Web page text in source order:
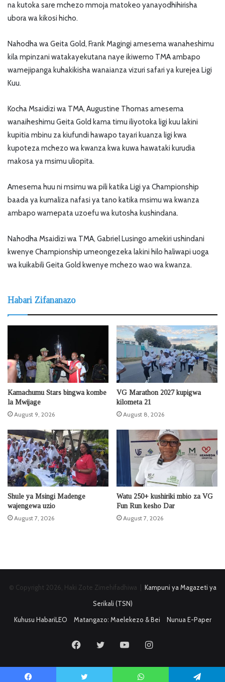
na kutoka sare mchezo mmoja matokeo yanayodhihirisha
ubora wa kikosi hicho.
Nahodha wa Geita Gold, Frank Magingi amesema wanaheshimu
kila mpinzani watakayekutana naye ikiwemo TMA ambapo
wamejipanga kuhakikisha wanaianza vizuri safari ya kurejea Ligi
Kuu.
Kocha Msaidizi wa TMA, Augustine Thomas amesema
wanaiheshimu Geita Gold kama timu iliyotoka ligi kuu lakini
kupitia mbinu za kiufundi hawapo tayari kuanza ligi kwa
kupoteza mchezo wa kwanza kwa kuwa hawataki kurudia
makosa ya msimu uliopita.
Amesema huu ni msimu wa pili katika Ligi ya Championship
baada ya kumaliza nafasi ya tano katika msimu wa kwanza
ambapo wamepata uzoefu wa kutosha kushindana.
Nahodha Msaidizi wa TMA, Gabriel Lusingo amekiri ushindani
kwenye Championship umeongezeka lakini hilo haliwapi uoga
wa kuikabili Geita Gold kwenye mchezo wao wa kwanza.
Habari Zifananazo
Kamachumu Stars bingwa kombe
la Mwijage
August 9, 2026
VG Marathon 2027 kupigwa
kilometa 21
August 8, 2026
Shule ya Msingi Madenge
wajengewa uzio
August 7, 2026
Watu 250+ kushiriki mbio za VG
Fun Run kesho Dar
August 7, 2026
© Copyright 2026, Haki Zote Zimehifadhiwa | Kampuni ya Magazeti ya
Serikali (TSN)
Kuhusu HabariLEO
Matangazo: Maelekezo & Bei Nunua E-Paper
FacebookTwitter YouTubeInstagram